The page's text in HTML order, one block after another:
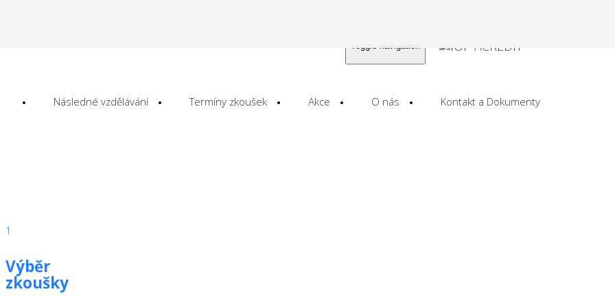
Toggle navigation
Následné vzdělávání Termíny zkoušek Akce O nás Kontakt a Dokumenty
1
Výběr
zkoušky